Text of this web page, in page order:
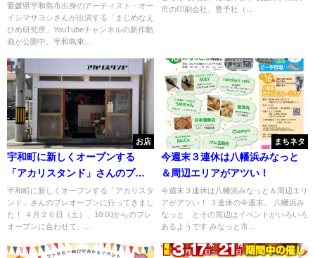
作＆宇和島東高校130周年記念カ
レンダーご紹介
愛媛県宇和島市出身のアーティスト・オー
イシマサヨシさんが出演する「まじめなえ
ひめ研究所」YouTubeチャンネルの新作動
画が公開中。宇和島東...
市の印刷会社、豊予社（...
お店
宇和町に新しくオープンする
「アカリスタンド」さんのプレ
オープンに行ってきました！
宇和町に新しくオープンする「アカリスタ
ンド」さんのプレオープンに行ってきまし
た！ ４月２６日（土）、10:00からのプレ
オープンに合わせて、...
まちネタ
今週末３連休は八幡浜みなっと
＆周辺エリアがアツい！
今週末３連休は八幡浜みなっと＆周辺エリ
アがアツい！ ３連休の今週末。 八幡浜み
なっと とその周辺はイベントがいろいろ
あるようです みなっと市...